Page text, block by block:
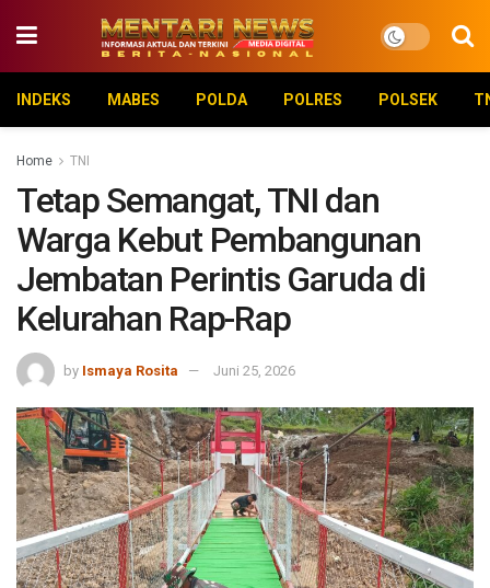
INDEKS MABES POLDA POLRES POLSEK
Home TNI
Tetap Semangat, TNI dan
Warga Kebut Pembangunan
Jembatan Perintis Garuda di
Kelurahan Rap-Rap
by Ismaya Rosita Juni 25, 2026